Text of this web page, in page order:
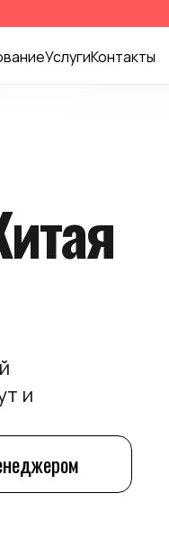
УслугиКонтакты
и